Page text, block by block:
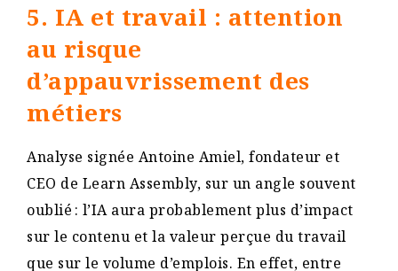
5. IA et travail : attention
au risque
d’appauvrissement des
métiers
Analyse signée Antoine Amiel, fondateur et
CEO de Learn Assembly, sur un angle souvent
oublié : l’IA aura probablement plus d’impact
sur le contenu et la valeur perçue du travail
que sur le volume d’emplois. En effet, entre